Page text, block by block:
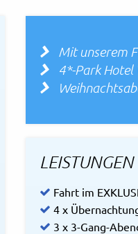
Mit unserem
4*-Park Hotel
LEISTUNGEN
Fahrt im
4 x
3 x 3-Gang-